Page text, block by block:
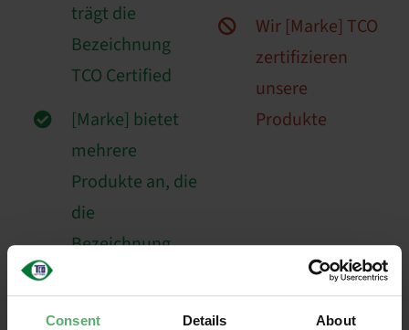
Consent Details About
trägt die
Bezeichnung
TCO Certified
[Marke] bietet
mehrere
Produkte an, die
die
Bezeichnung
Wir [Marke] TCO
zertifizieren
unsere
Produkte